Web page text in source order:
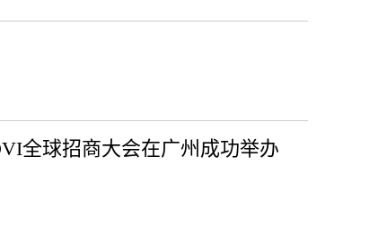
全球招商大会在广州成功举办